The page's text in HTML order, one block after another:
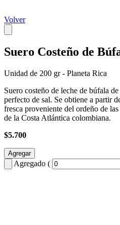
Volver
Suero Costeño de
Unidad de 200 gr - Planeta Rica
Suero costeño de leche de búfala
perfecto de sal. Se obtiene a partir
fresca proveniente del ordeño de
de la Costa Atlántica colombiana.
$5.700
Agregar
Agregado (